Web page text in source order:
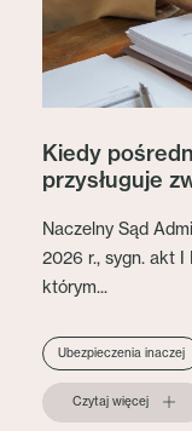
Kiedy
przysługuje
Naczelny Sąd
2026 r., sygn. akt I
którym...
Ubezpieczenia inaczej
Czytaj więcej